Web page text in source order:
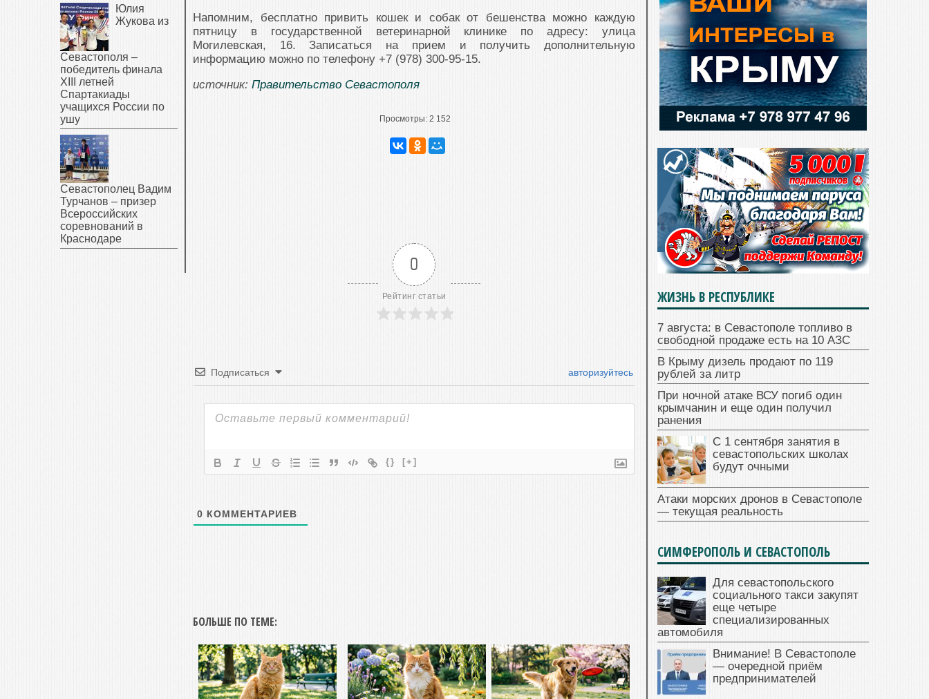
Напомним, бесплатно привить кошек и собак от бешенства можно каждую
пятницу в государственной ветеринарной клинике по адресу: улица
Могилевская, 16. Записаться на прием и получить дополнительную
информацию можно по телефону +7 (978) 300-95-15.
источник: Правительство Севастополя
Просмотры: 2 152
0
Рейтинг статьи
Подписаться авторизуйтесь
{} [+]
0 КОММЕНТАРИЕВ
БОЛЬШЕ ПО ТЕМЕ:
Юлия
Жукова из
Севастополя –
победитель финала
XIII летней
Спартакиады
учащихся России по
ушу
Севастополец Вадим
Турчанов – призер
Всероссийских
соревнований в
Краснодаре
ЖИЗНЬ В РЕСПУБЛИКЕ
7 августа: в Севастополе топливо в
свободной продаже есть на 10 АЗС
В Крыму дизель продают по 119
рублей за литр
При ночной атаке ВСУ погиб один
крымчанин и еще один получил
ранения
С 1 сентября занятия в
севастопольских школах
будут очными
Атаки морских дронов в Севастополе
— текущая реальность
СИМФЕРОПОЛЬ И СЕВАСТОПОЛЬ
Для севастопольского
социального такси закупят
еще четыре
специализированных
автомобиля
Внимание! В Севастополе
— очередной приём
предпринимателей